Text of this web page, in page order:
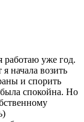
работаю уже год.
начала возить
и спорить
спокойна. Но